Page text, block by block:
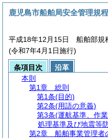
鹿児島市船舶局安全管理規程
平成18年12月15日 船舶部規
(令和7年4月1日施行)
条項目次
沿革
本則
第1章
総則
第1条(目的)
第2条(用語の意義)
第3条(運航基準、作
処理基準及び地震等
第2章
船舶事業管理者